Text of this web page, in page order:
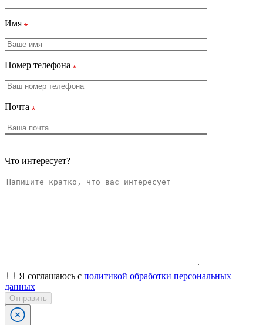
Имя
Номер телефона
Почта
Что интересует?
Я соглашаюсь с политикой обработки персональных
данных
Отправить